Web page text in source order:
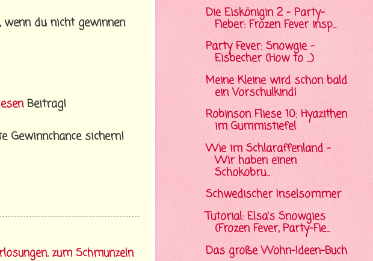
du nicht gewinnen
Beitrag!
Gewinnchance sichern!
,zum Schmunzeln
Die Eiskönigin 2 - Party-
Fieber: Frozen Fever insp...
Party Fever: Snowgie -
Eisbecher (How to ...)
Meine Kleine wird schon bald
ein Vorschulkind!
Robinson Fliese 10: Hyazithen
im Gummistiefel
Wie im Schlaraffenland -
Wir haben einen
Schokobru...
Schwedischer Inselsommer
Tutorial: Elsa's Snowgies
(Frozen Fever, Party-Fie...
Das große Wohn-Ideen-Buch